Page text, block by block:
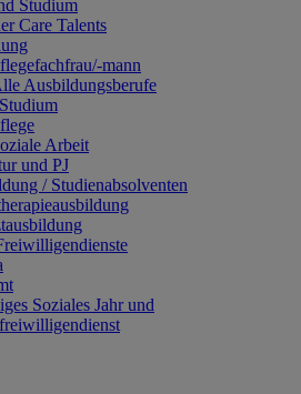
Studium
Care Talents
mann
Ausbildungsberufe
Arbeit
und PJ
/ Studienabsolventen
Soziales Jahr und